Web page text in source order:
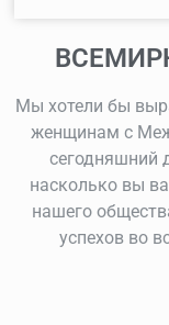
Мы хотели бы
женщинам с
сегодняшний
насколько вы
нашего
успехов во